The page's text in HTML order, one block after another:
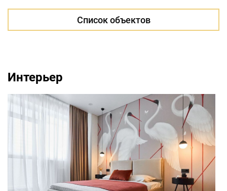
Список объектов
Интерьер